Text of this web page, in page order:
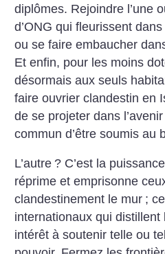
diplômes. Rejoindre l’une
d’ONG qui fleurissent
ou se faire embaucher
Et enfin, pour les moins
désormais aux seuls
faire ouvrier clandestin en
de se projeter dans
commun d’être soumis au
L’autre ? C’est la
réprime et emprisonne
clandestinement le mur ;
internationaux qui
intérêt à soutenir telle ou